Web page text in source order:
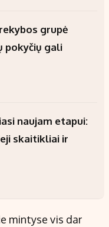
grupė
pokyčių gali
naujam etapui:
skaitikliai ir
mintyse vis dar